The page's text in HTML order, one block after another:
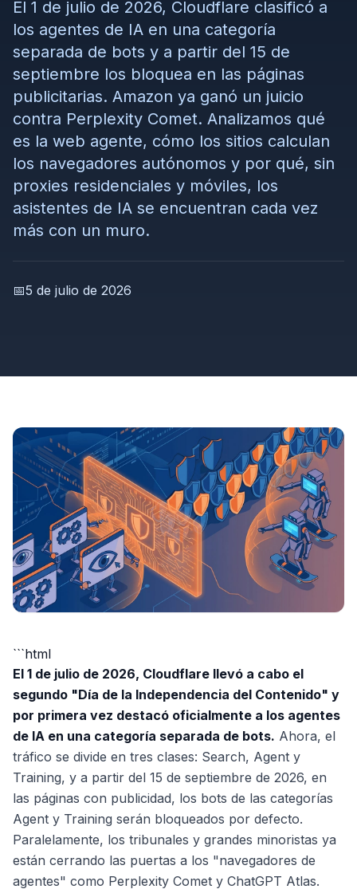
El 1 de julio de 2026, Cloudflare clasificó a
los agentes de IA en una categoría
separada de bots y a partir del 15 de
septiembre los bloquea en las páginas
publicitarias. Amazon ya ganó un juicio
contra Perplexity Comet. Analizamos qué
es la web agente, cómo los sitios calculan
los navegadores autónomos y por qué, sin
proxies residenciales y móviles, los
asistentes de IA se encuentran cada vez
más con un muro.
📅5 de julio de 2026
```html
El 1 de julio de 2026, Cloudflare llevó a cabo el
segundo "Día de la Independencia del Contenido" y
por primera vez destacó oficialmente a los agentes
de IA en una categoría separada de bots. Ahora, el
tráfico se divide en tres clases: Search, Agent y
Training, y a partir del 15 de septiembre de 2026, en
las páginas con publicidad, los bots de las categorías
Agent y Training serán bloqueados por defecto.
Paralelamente, los tribunales y grandes minoristas ya
están cerrando las puertas a los "navegadores de
agentes" como Perplexity Comet y ChatGPT Atlas.